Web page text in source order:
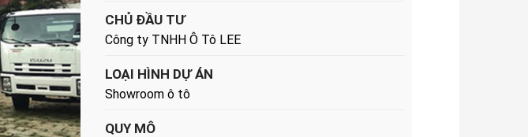
CHỦ ĐẦU TƯ
Công ty TNHH Ô Tô LEE
LOẠI HÌNH DỰ ÁN
Showroom ô tô
QUY MÔ